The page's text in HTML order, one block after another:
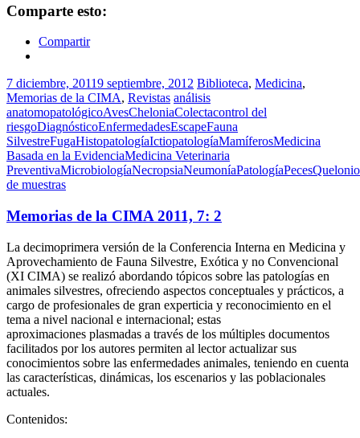
Comparte esto:
Compartir
7 diciembre, 20119 septiembre, 2012 Biblioteca, Medicina,
Memorias de la CIMA, Revistas análisis
anatomopatológicoAvesCheloniaColectacontrol del
riesgoDiagnósticoEnfermedadesEscapeFauna
SilvestreFugaHistopatologíaIctiopatologíaMamíferosMedicina
Basada en la EvidenciaMedicina Veterinaria
PreventivaMicrobiologíaNecropsiaNeumoníaPatologíaPeces
de muestras
Memorias de la CIMA 2011, 7: 2
La decimoprimera versión de la Conferencia Interna en Medicina y
Aprovechamiento de Fauna Silvestre, Exótica y no Convencional
(XI CIMA) se realizó abordando tópicos sobre las patologías en
animales silvestres, ofreciendo aspectos conceptuales y prácticos, a
cargo de profesionales de gran experticia y reconocimiento en el
tema a nivel nacional e internacional; estas
aproximaciones plasmadas a través de los múltiples documentos
facilitados por los autores permiten al lector actualizar sus
conocimientos sobre las enfermedades animales, teniendo en cuenta
las características, dinámicas, los escenarios y las poblacionales
actuales.
Contenidos: